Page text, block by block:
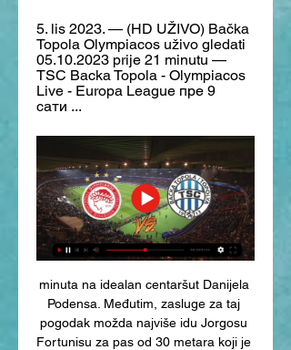
5. lis 2023. — (HD UŽIVO) Bačka
Topola Olympiacos uživo gledati
05.10.2023 prije 21 minutu —
TSC Backa Topola - Olympiacos
Live - Europa League пре 9
сати ...
minuta na idealan centaršut Danijela
Podensa. Međutim, zasluge za taj
pogodak možda najviše idu Jorgosu
Fortunisu za pas od 30 metara koji je